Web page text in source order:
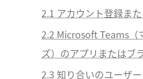
2.1 アカウント登録ま
2.2 Microsoft Teams
ズ） のアプリまたはブ
2.3 知り合いのユーザ